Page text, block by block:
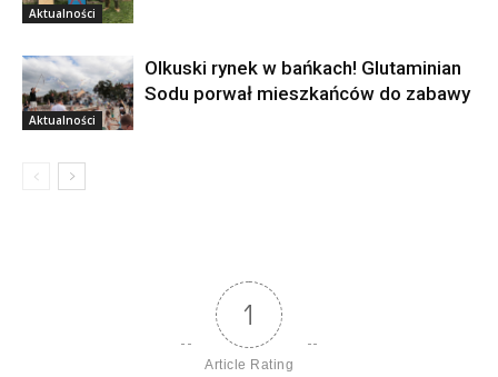
Aktualności
Aktualności
Olkuski rynek w bańkach! Glutaminian
Sodu porwał mieszkańców do zabawy
1
Article Rating